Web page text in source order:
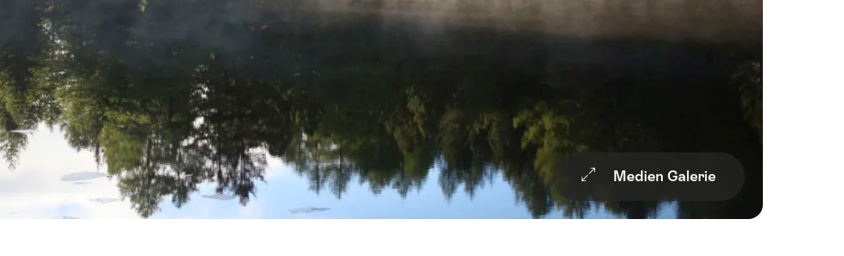
Medien Galerie